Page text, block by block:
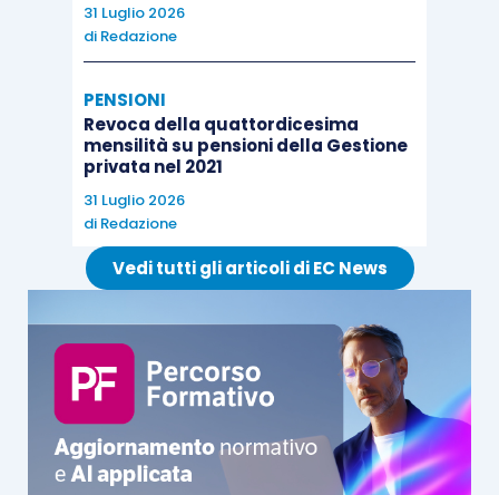
31 Luglio 2026
di Redazione
PENSIONI
Revoca della quattordicesima
mensilità su pensioni della Gestione
privata nel 2021
31 Luglio 2026
di Redazione
Vedi tutti gli articoli di EC News